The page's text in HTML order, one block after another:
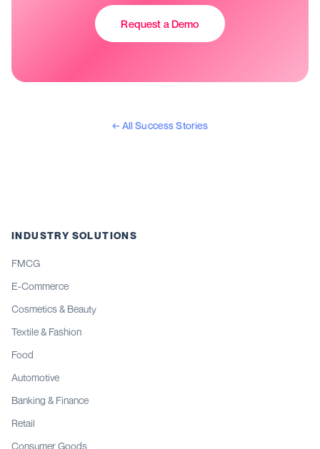
Request a Demo
← All Success Stories
INDUSTRY SOLUTIONS
FMCG
E-Commerce
Cosmetics & Beauty
Textile & Fashion
Food
Automotive
Banking & Finance
Retail
Consumer Goods